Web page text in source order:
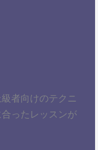
者向けのテクニ
ったレッスンが